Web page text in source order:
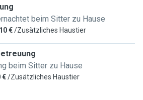
beim Sitter zu Hause
10 €/Zusätzliches Haustier
beim Sitter zu Hause
€/Zusätzliches Haustier